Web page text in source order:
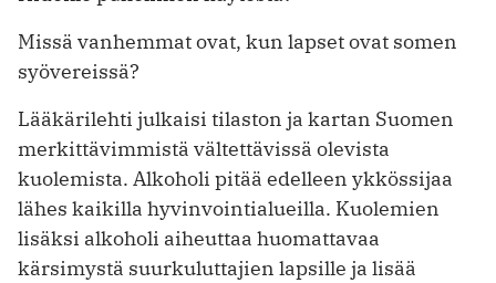
Missä vanhemmat ovat, kun lapset ovat somen
syövereissä?
Lääkärilehti julkaisi tilaston ja kartan Suomen
merkittävimmistä vältettävissä olevista
kuolemista. Alkoholi pitää edelleen ykkössijaa
lähes kaikilla hyvinvointialueilla. Kuolemien
lisäksi alkoholi aiheuttaa huomattavaa
kärsimystä suurkuluttajien lapsille ja lisää